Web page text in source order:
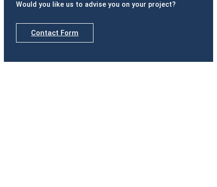
Would you like us to advise you on your project?
Contact Form